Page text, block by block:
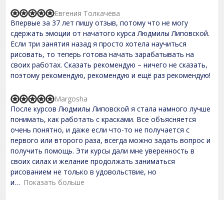
t
o
f
5
R
a
t
e
d
5
,
0
o
t
o
f
5
Впервые за 37 лет пишу отзыв, потому что не могу
сдержать эмоции от начатого курса Людмилы Липовской.
Если три занятия назад я просто хотела научиться
рисовать, то теперь готова начать зарабатывать на
своих работах. Сказать рекомендую – ничего не сказать,
поэтому рекомендую, рекомендую и ещё раз рекомендую!
Евгения Толкачева
R
a
t
d
5
,
0
o
u
t
После курсов Людмилы Липовской я стала намного лучше
понимать, как работать с красками. Все объясняется
очень понятно, и даже если что-то не получается с
первого или второго раза, всегда можно задать вопрос и
получить помощь. Эти курсы дали мне уверенность в
своих силах и желание продолжать заниматься
рисованием не только в удовольствие, но
и
Показать больше
Margosha